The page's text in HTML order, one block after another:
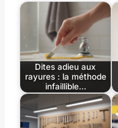
Dites adieu aux
rayures : la méthode
infaillible…